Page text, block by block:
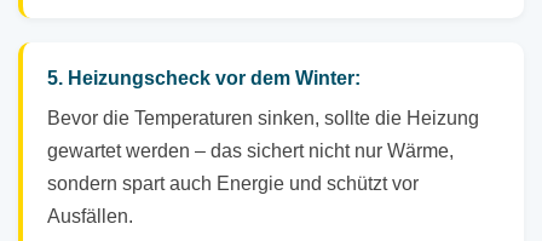
5. Heizungscheck vor dem Winter:
Bevor die Temperaturen sinken, sollte die Heizung
gewartet werden – das sichert nicht nur Wärme,
sondern spart auch Energie und schützt vor
Ausfällen.